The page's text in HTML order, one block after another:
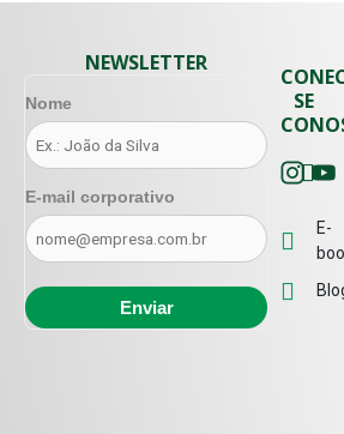
SE
E-
NEWSLETTER
Nome
E-mail corporativo